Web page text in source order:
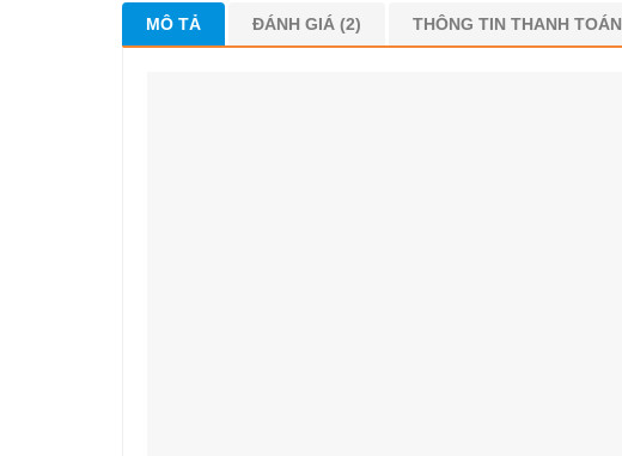
MÔ TẢ ĐÁNH GIÁ (2) THÔNG TIN THANH TOÁN